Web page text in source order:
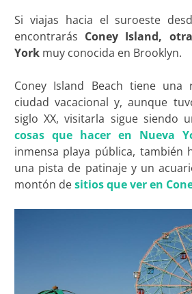
Si viajas hacia el suroeste
encontrarás Coney Island,
York muy conocida en Brooklyn.
Coney Island Beach tiene una
ciudad vacacional y, aunque
siglo XX, visitarla sigue siendo
cosas que hacer en Nueva
inmensa playa pública, también
una pista de patinaje y un
montón desitios que ver en